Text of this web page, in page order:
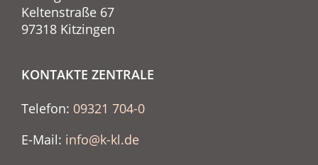
Keltenstraße 67
97318 Kitzingen
KONTAKTE ZENTRALE
Telefon: 09321 704-0
E-Mail: info@k-kl.de